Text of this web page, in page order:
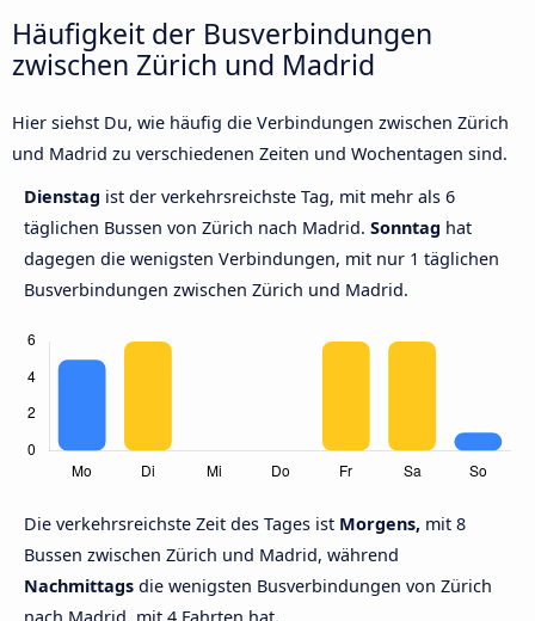
Häufigkeit der Busverbindungen
zwischen Zürich und Madrid
Hier siehst Du, wie häufig die Verbindungen zwischen Zürich
und Madrid zu verschiedenen Zeiten und Wochentagen sind.
Dienstag ist der verkehrsreichste Tag, mit mehr als 6
täglichen Bussen von Zürich nach Madrid. Sonntag hat
dagegen die wenigsten Verbindungen, mit nur 1 täglichen
Busverbindungen zwischen Zürich und Madrid.
Die verkehrsreichste Zeit des Tages ist Morgens, mit 8
Bussen zwischen Zürich und Madrid, während
Nachmittags die wenigsten Busverbindungen von Zürich